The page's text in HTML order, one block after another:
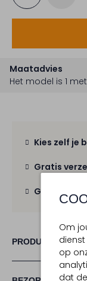
Om
dienst
op
dat
Maatadvies
Het model is 1
Kies zelf je
Gratis
Gratis
PRODUCT